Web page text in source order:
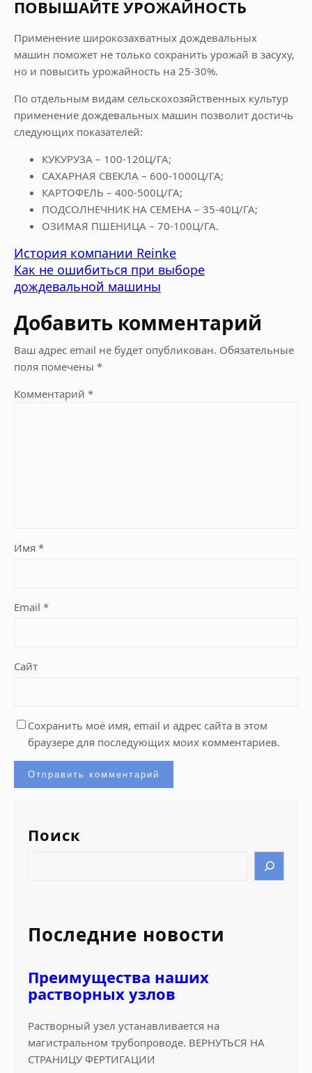
ПОВЫШАЙТЕ УРОЖАЙНОСТЬ
Применение широкозахватных дождевальных
машин поможет не только сохранить урожай в засуху,
но и повысить урожайность на 25-30%.
По отдельным видам сельскохозяйственных культур
применение дождевальных машин позволит достичь
следующих показателей:
КУКУРУЗА – 100-120Ц/ГА;
САХАРНАЯ СВЕКЛА – 600-1000Ц/ГА;
КАРТОФЕЛЬ – 400-500Ц/ГА;
ПОДСОЛНЕЧНИК НА СЕМЕНА – 35-40Ц/ГА;
ОЗИМАЯ ПШЕНИЦА – 70-100Ц/ГА.
История компании Reinke
Как не ошибиться при выборе
дождевальной машины
Добавить комментарий
Ваш адрес email не будет опубликован. Обязательные
поля помечены *
Комментарий *
Имя *
Email *
Сайт
Сохранить моё имя, email и адрес сайта в этом
браузере для последующих моих комментариев.
Поиск
c
h
Последние новости
Преимущества наших
растворных узлов
Растворный узел устанавливается на
магистральном трубопроводе. ВЕРНУТЬСЯ НА
СТРАНИЦУ ФЕРТИГАЦИИ